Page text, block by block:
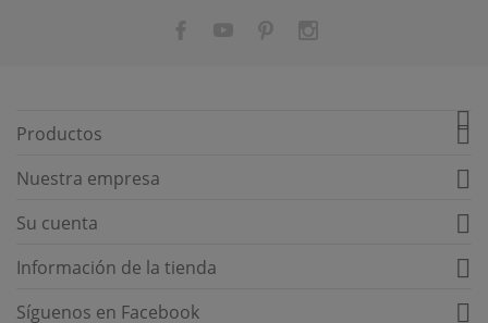

Productos 
Nuestra empresa 
Su cuenta 
Información de la tienda 
Síguenos en Facebook 